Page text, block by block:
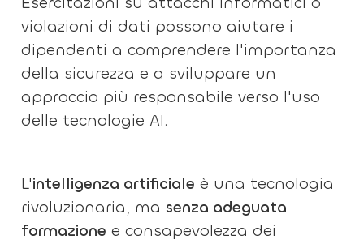
violazioni di dati possono aiutare i
dipendenti a comprendere l'importanza
della sicurezza e a sviluppare un
approccio più responsabile verso l'uso
delle tecnologie AI.
L'intelligenza artificiale è una tecnologia
rivoluzionaria, ma senza adeguata
formazione e consapevolezza dei